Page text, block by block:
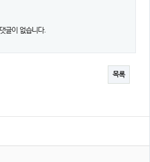
글이 없습니다.
목록